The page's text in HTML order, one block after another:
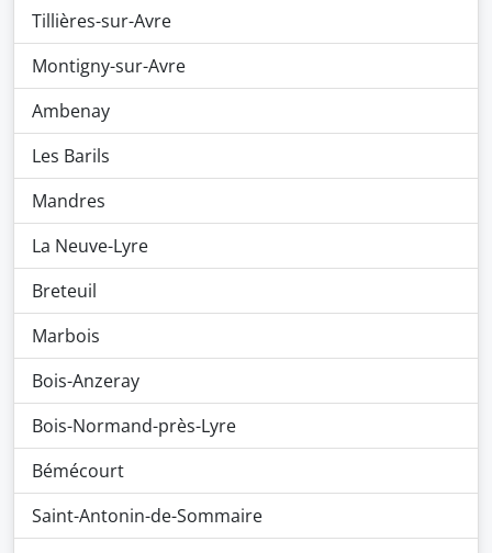
Tillières-sur-Avre
Montigny-sur-Avre
Ambenay
Les Barils
Mandres
La Neuve-Lyre
Breteuil
Marbois
Bois-Anzeray
Bois-Normand-près-Lyre
Bémécourt
Saint-Antonin-de-Sommaire